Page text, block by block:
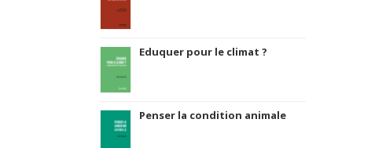
Eduquer pour le climat ?
Penser la condition animale